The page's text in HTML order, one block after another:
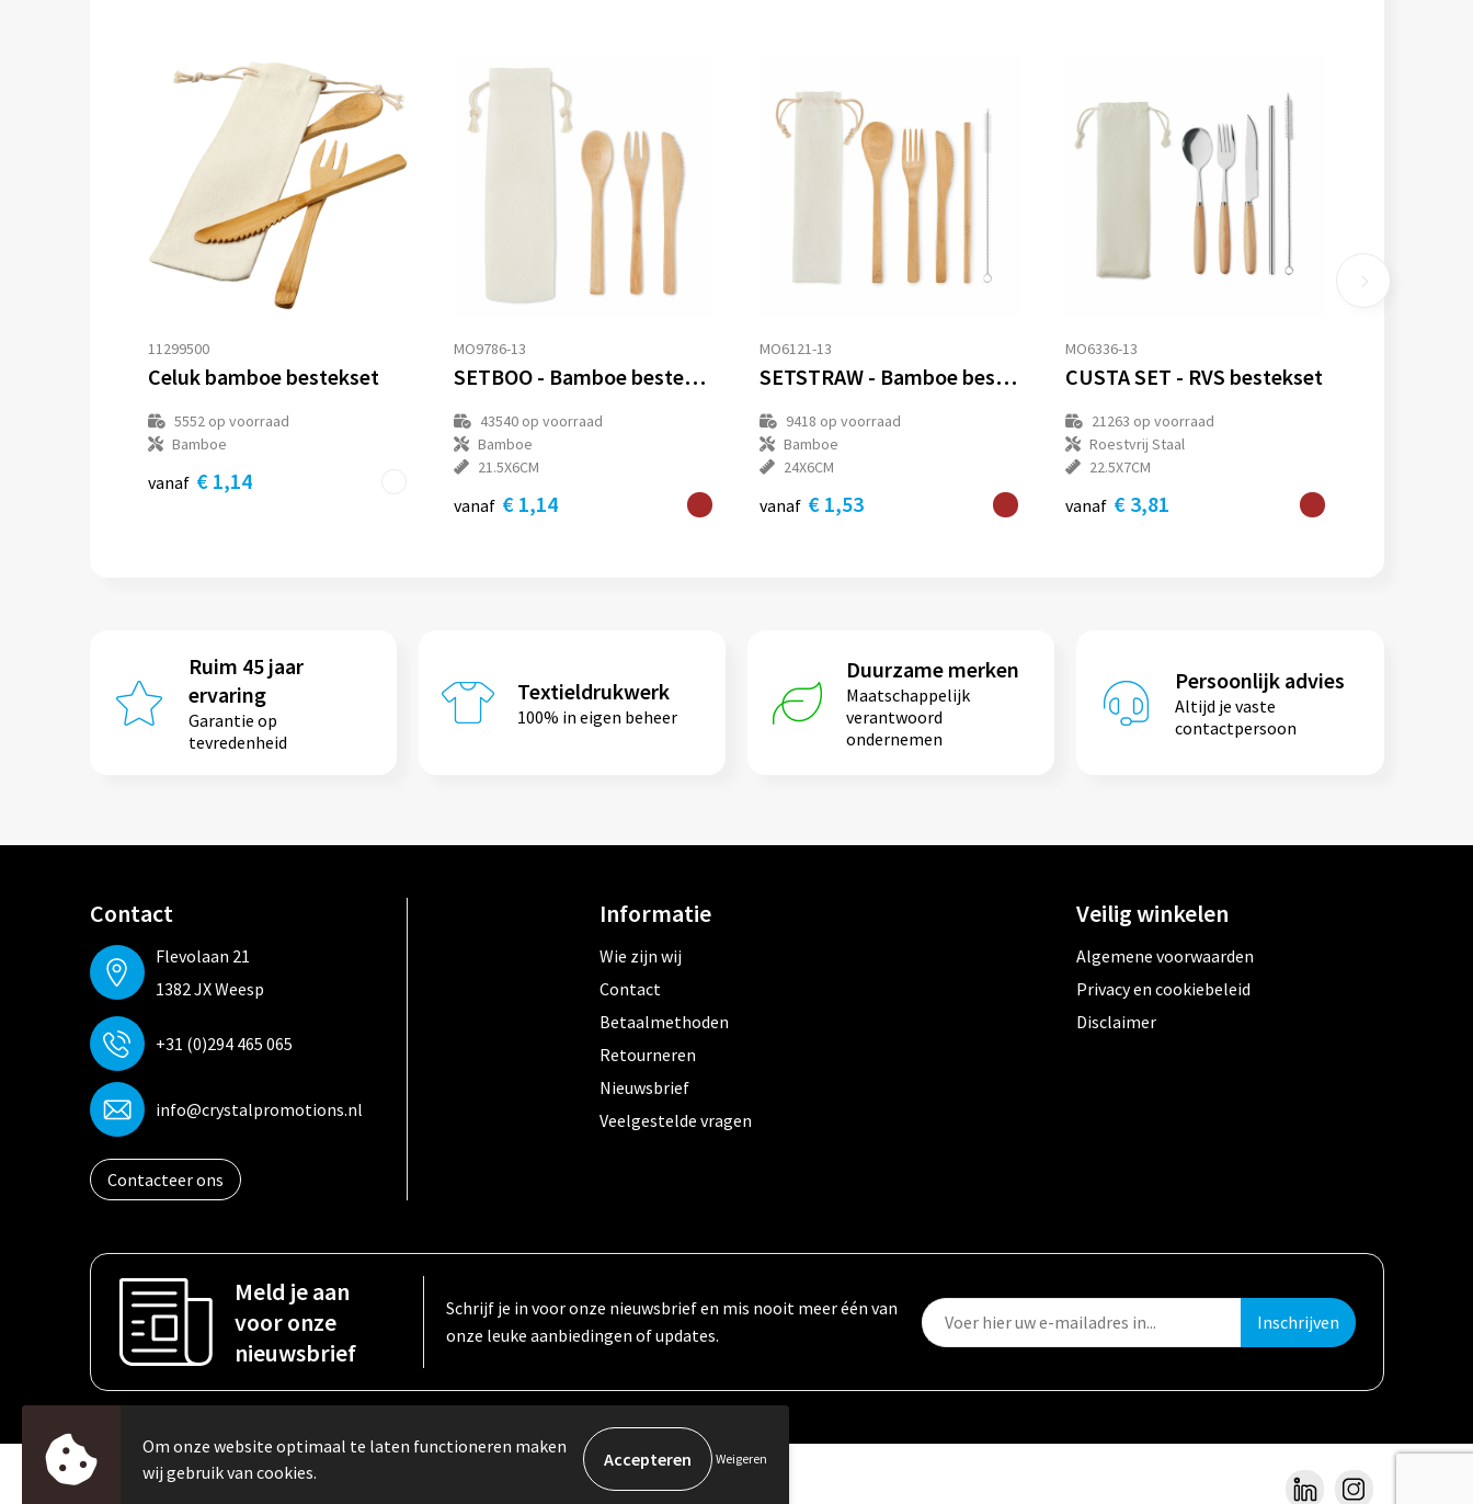
11299500
Celuk bamboe bestekset
5552op voorraad
Bamboe
vanaf € 1,14
MO9786-13
SETBOO - Bamboe bestekset
43540op voorraad
Bamboe
21.5X6CM
vanaf € 1,14
MO6121-13
SETSTRAW - Bamboe bestekset met rietje
9418 op voorraad
Bamboe
24X6CM
vanaf € 1,53
MO6336-13
CUSTA SET - RVS bestekset
21263 op voorraad
Roestvrij Staal
22.5X7CM
vanaf € 3,81
Ruim 45 jaar
ervaring
Garantie op
tevredenheid
Textieldrukwerk
100% in eigen beheer
Duurzame merken
Maatschappelijk
verantwoord
ondernemen
Persoonlijk advies
Altijd je vaste
contactpersoon
Contact
Flevolaan 21
1382 JX Weesp
+31 (0)294 465 065
info@crystalpromotions.nl
Contacteer ons
Informatie
Wie zijn wij
Contact
Betaalmethoden
Retourneren
Nieuwsbrief
Veelgestelde vragen
Veilig winkelen
Algemene voorwaarden
Privacy en cookiebeleid
Disclaimer
Meld je aan
voor onze
nieuwsbrief
Schrijf je in voor onze nieuwsbrief en mis nooit meer één van
onze leuke aanbiedingen of updates.
© Copyright Crystal Promotions 2024
Om onze website optimaal te laten functioneren maken
wij gebruik van cookies.
Weigeren